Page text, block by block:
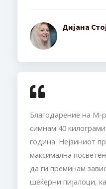
Дијана
Благодарение на М-
симнам 40
година. Нејзиниот
максимална
да ги преминам
шеќерни пијалоци,